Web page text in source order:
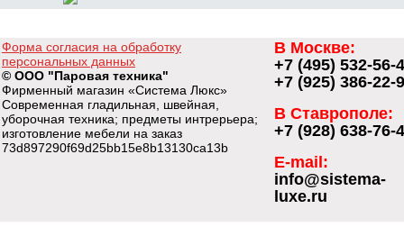
Форма согласия на обработку
персональных данных
© ООО "Паровая техника"
Фирменный магазин «Система Люкс»
Современная гладильная, швейная,
уборочная техника; предметы интрерьера;
изготовление мебели на заказ
73d897290f69d25bb15e8b13130ca13b
В Москве:
+7 (495) 532-56-
+7 (925) 386-22-
В Ставрополе:
+7 (928) 638-76-
E-mail:
info@sistema-
luxe.ru